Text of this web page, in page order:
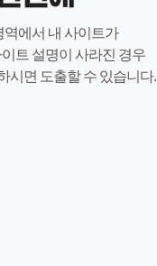
역에서 내 사이트가
트 설명이 사라진 경우
시면 도출할 수 있습니다.